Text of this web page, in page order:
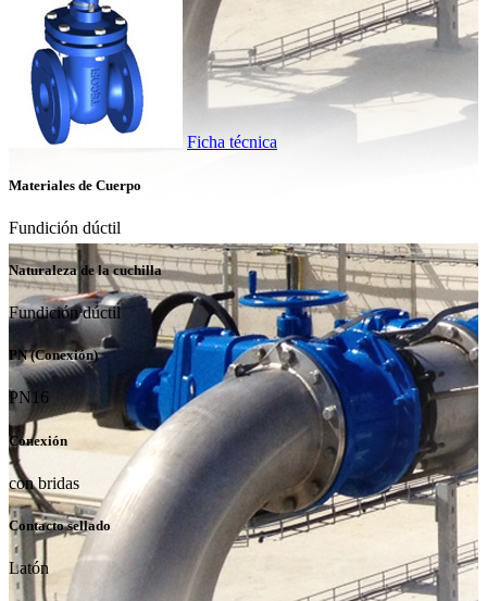
Ficha técnica
Materiales de Cuerpo
Fundición dúctil
Naturaleza de la cuchilla
Fundición dúctil
PN (Conexión)
PN16
Conexión
con bridas
Contacto sellado
Latón